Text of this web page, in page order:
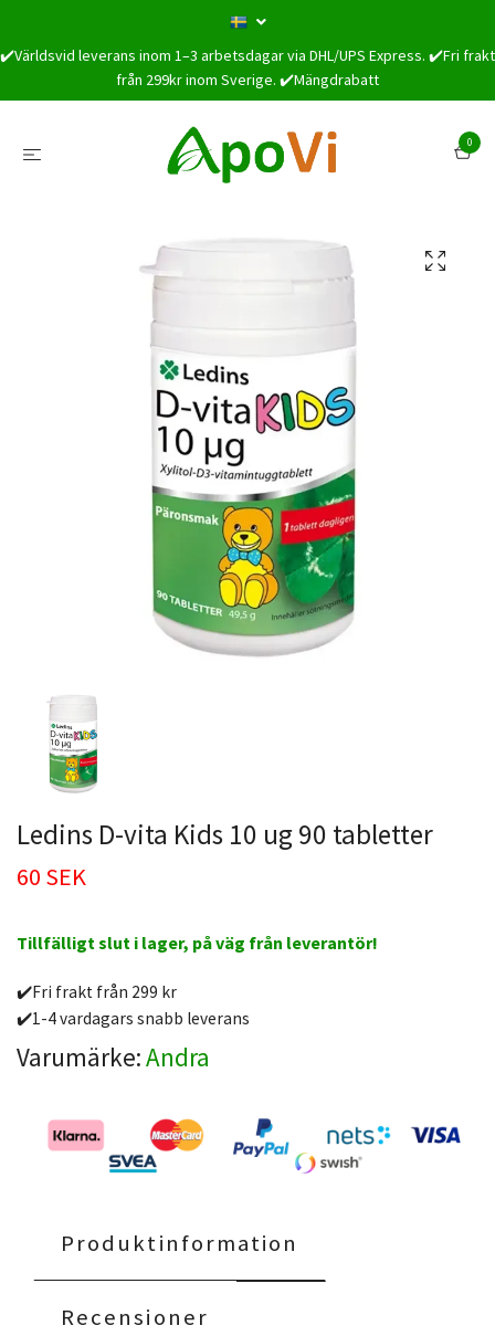
✔️Världsvid leverans inom 1–3 arbetsdagar via DHL/UPS Express. ✔️Fri frakt
från 299kr inom Sverige. ✔️Mängdrabatt
0
Ledins D-vita Kids 10 ug 90 tabletter
60 SEK
Tillfälligt slut i lager, på väg från leverantör!
✔️Fri frakt från 299 kr
✔️1-4 vardagars snabb leverans
Varumärke:Andra
Produktinformation
Recensioner